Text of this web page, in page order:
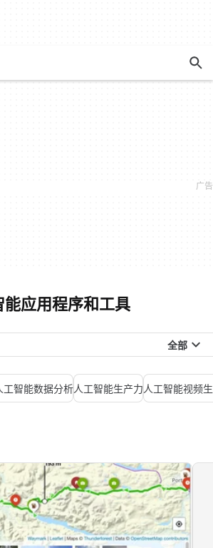
应用程序和工具
全部
工智能数据分析人工智能生产力人工智能视频